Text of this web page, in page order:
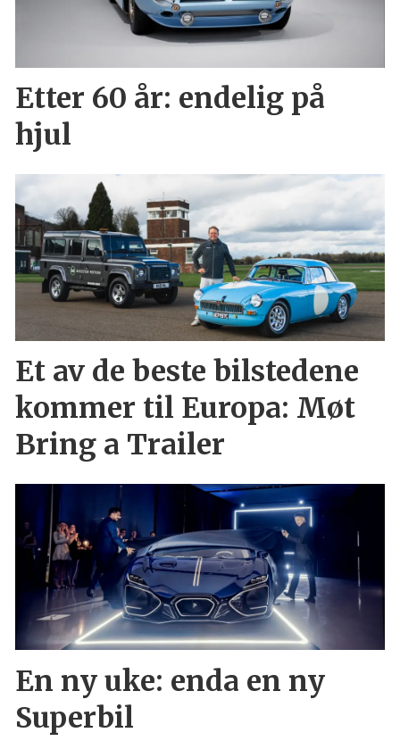
Etter 60 år: endelig på
hjul
Et av de beste bilstedene
kommer til Europa: Møt
Bring a Trailer
En ny uke: enda en ny
Superbil